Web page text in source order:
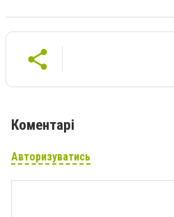
Коментарі
Авторизуватись